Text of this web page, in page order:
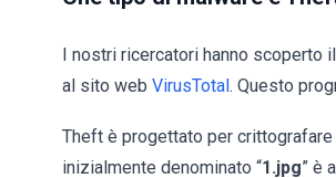
I nostri ricercatori hanno scoperto
al sito web VirusTotal. Questo
Theft è progettato per
inizialmente denominato “1.jpg” è